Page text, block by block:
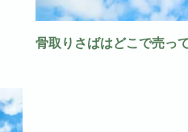
骨取りさばはどこで売っ